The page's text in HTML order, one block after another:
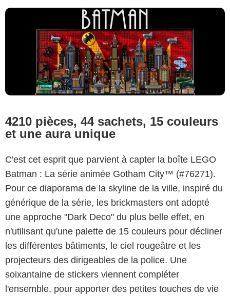
4210 pièces, 44 sachets, 15 couleurs
et une aura unique
C'est cet esprit que parvient à capter la boîte LEGO
Batman : La série animée Gotham City™ (#76271).
Pour ce diaporama de la skyline de la ville, inspiré du
générique de la série, les brickmasters ont adopté
une approche "Dark Deco" du plus belle effet, en
n'utilisant qu'une palette de 15 couleurs pour décliner
les différentes bâtiments, le ciel rougeâtre et les
projecteurs des dirigeables de la police. Une
soixantaine de stickers viennent compléter
l'ensemble, pour apporter des petites touches de vie